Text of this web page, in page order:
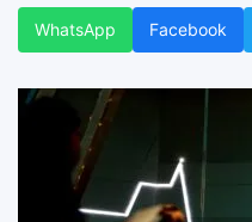
WhatsApp Facebook